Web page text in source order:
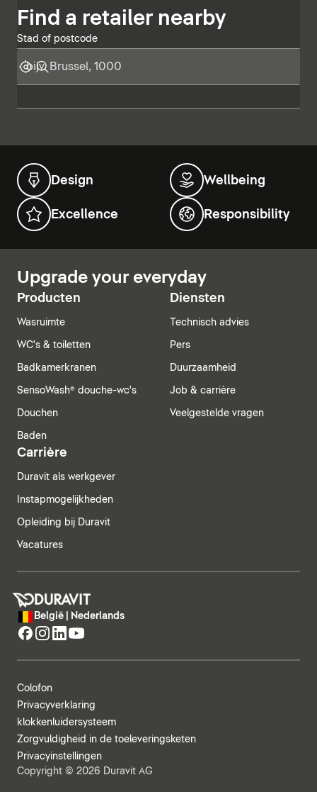
Find a retailer nearby
Stad of postcode
Design Wellbeing
Excellence Responsibility
Upgrade your everyday
Producten
Wasruimte
WC's & toiletten
Badkamerkranen
SensoWash® douche-wc's
Douchen
Baden
Diensten
Technisch advies
Pers
Duurzaamheid
Job & carrière
Veelgestelde vragen
Carrière
Duravit als werkgever
Instapmogelijkheden
Opleiding bij Duravit
Vacatures
België | Nederlands
Colofon
Privacyverklaring
klokkenluidersysteem
Zorgvuldigheid in de toeleveringsketen
Privacyinstellingen
Copyright © 2026 Duravit AG